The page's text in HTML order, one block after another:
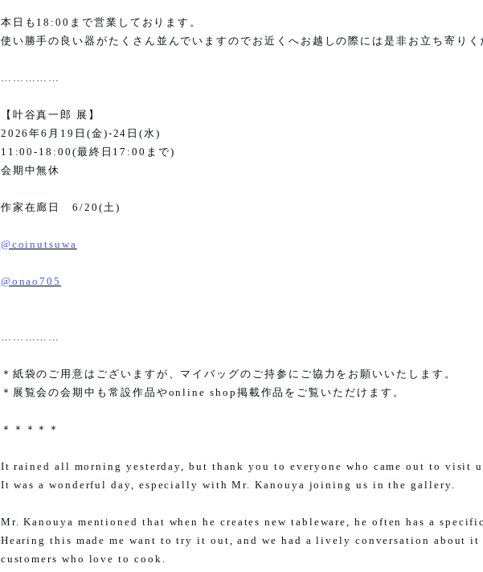
本日も 18:00 まで営業しております。
使い勝手の良い器がたくさん並んでいますのでお近くへお越しの際には是非お立ち寄りく
……………
【叶谷真一郎 展】
2026年6 月 19 日 (金)-24 日(水)
11:00-18:00(最終日 17:00 まで)
会期中無休
作家在廊日6/20(土)
@coinutsuwa
@onao705
……………
＊紙袋のご用意はございますが、マイバッグのご持参にご協力をお願いいたします。
＊展覧会の会期中も常設作品やonline shop 掲載作品をご覧いただけます。
＊＊＊＊＊
It rained all morning yesterday, but thank you to everyone who came out to visit
It was a wonderful day, especially with Mr. Kanouya joining us in the gallery.
Mr. Kanouya mentioned that when he creates new tableware, he often has a
Hearing this made me want to try it out, and we had a lively conversation about
customers who love to cook.